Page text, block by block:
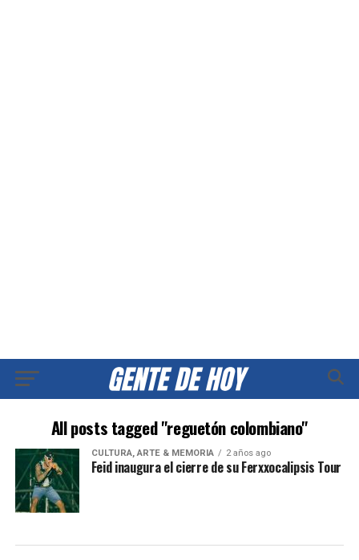
All posts tagged "reguetón colombiano"
CULTURA, ARTE & MEMORIA 2 años ago
Feid inaugura el cierre de su Ferxxocalipsis Tour